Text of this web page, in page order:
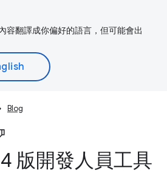
容翻譯成你偏好的語言，但可能會出
Blog
版開發人員工具